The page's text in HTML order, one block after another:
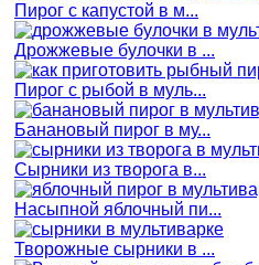
Пирог с капустой в м...
Дрожжевые булочки в ...
Пирог с рыбой в муль...
Банановый пирог в му...
Сырники из творога в...
Насыпной яблочный пи...
Творожные сырники в ...